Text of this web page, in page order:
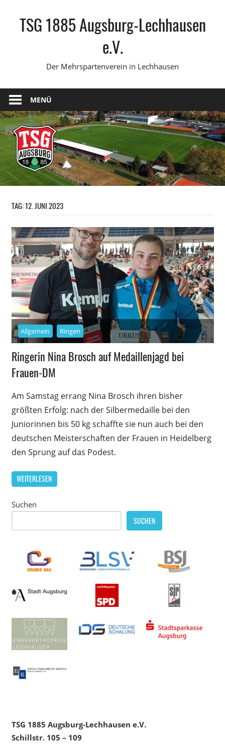
springenTSG 1885 Augsburg-Lechhausen
e.V.
Der Mehrspartenverein in Lechhausen
MENÜ
TAG:12. JUNI 2023
Allgemein Ringen
Ringerin Nina Brosch auf Medaillenjagd bei
Frauen-DM
Am Samstag errang Nina Brosch ihren bisher
größten Erfolg: nach der Silbermedaille bei den
Juniorinnen bis 50 kg schaffte sie nun auch bei den
deutschen Meisterschaften der Frauen in Heidelberg
den Sprung auf das Podest.
WEITERLESEN
Suchen
SUCHEN
TSG 1885 Augsburg-Lechhausen e.V.
Schillstr. 105 – 109